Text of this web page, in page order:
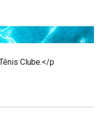
Clube.</p